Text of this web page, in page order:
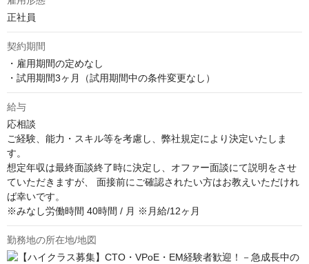
正社員
契約期間
・雇用期間の定めなし
・試用期間3ヶ月（試用期間中の条件変更なし）
給与
応相談
ご経験、能力・スキル等を考慮し、弊社規定により決定いたしま
す。
想定年収は最終面談終了時に決定し、オファー面談にて説明をさせ
ていただきますが、 面接前にご確認されたい方はお教えいただけれ
ば幸いです。
※みなし労働時間 40時間 / 月 ※月給/12ヶ月
勤務地の所在地/地図